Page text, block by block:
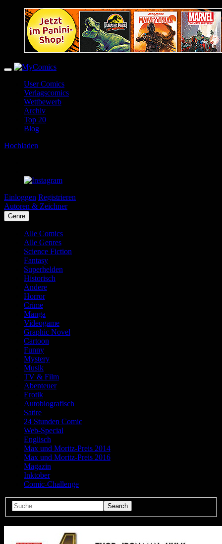
User Comics
Verlagscomics
Wettbewerb
Archiv
Top 20
Blog
Hochladen
Einloggen Registrieren
Autoren & Zeichner
Genre
Alle Comics
Alle Genres
Science Fiction
Fantasy
Superhelden
Historisch
Andere
Horror
Crime
Manga
Videogame
Graphic Novel
Cartoon
Funny
Mystery
Musik
TV & Film
Abenteuer
Erotik
Autobiografisch
Satire
24 Stunden Comic
Web-Special
Englisch
Max und Moritz-Preis 2014
Max und Moritz-Preis 2016
Magazin
Inktober
Comic-Challenge